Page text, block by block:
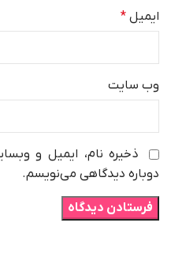
ایمیل *
وب‌ سایت
ذخیره نام، ایمیل و
دوباره دیدگاهی می‌نویسم.